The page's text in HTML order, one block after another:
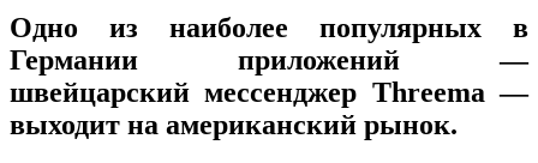
Одно из наиболее популярных в
Германии приложений —
швейцарский мессенджер Threema —
выходит на американский рынок.